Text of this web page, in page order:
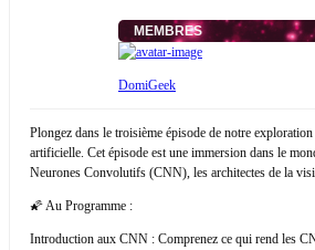
MEMBRES
DomiGeek
Plongez dans le troisième épisode de notre
artificielle. Cet épisode est une immersion dans le
Neurones Convolutifs (CNN), les architectes de la
🌠 Au Programme :
Introduction aux CNN : Comprenez ce qui rend les